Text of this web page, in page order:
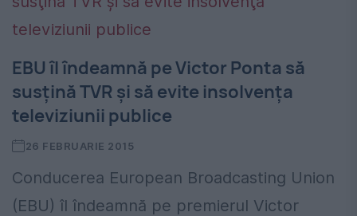
EBU îl îndeamnă pe Victor Ponta să
susţină TVR şi să evite insolvenţa
televiziunii publice
26 FEBRUARIE 2015
Conducerea European Broadcasting Union
(EBU) îl îndeamnă pe premierul Victor